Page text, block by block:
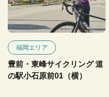
福岡エリア
豊前・東峰サイクリング 道
の駅小石原前01（横）